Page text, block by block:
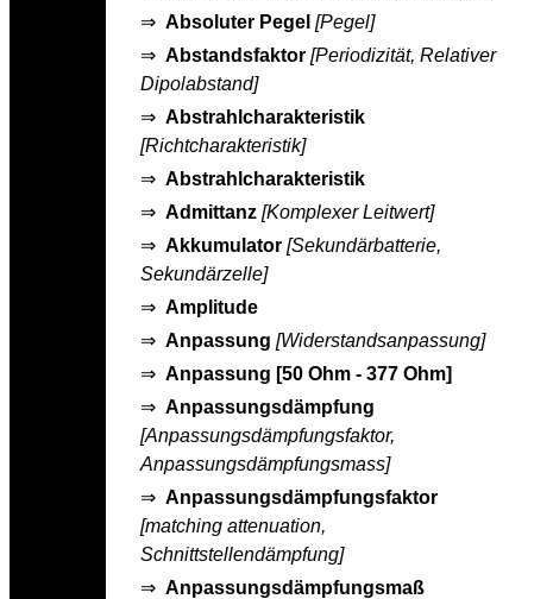
⇒ Absoluter Pegel [Pegel]
⇒ Abstandsfaktor [Periodizität, Relativer
Dipolabstand]
⇒ Abstrahlcharakteristik
[Richtcharakteristik]
⇒ Abstrahlcharakteristik
⇒ Admittanz [Komplexer Leitwert]
⇒ Akkumulator [Sekundärbatterie,
Sekundärzelle]
⇒ Amplitude
⇒ Anpassung [Widerstandsanpassung]
⇒ Anpassung [50 Ohm - 377 Ohm]
⇒ Anpassungsdämpfung
[Anpassungsdämpfungsfaktor,
Anpassungsdämpfungsmass]
⇒ Anpassungsdämpfungsfaktor
[matching attenuation,
Schnittstellendämpfung]
⇒ Anpassungsdämpfungsmaß